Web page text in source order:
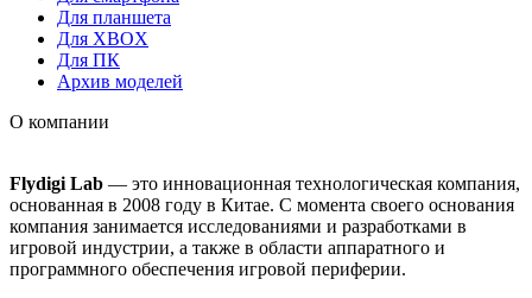
Для планшета
Для XBOX
Для ПК
Архив моделей
О компании
Flydigi Lab — это инновационная технологическая компания,
основанная в 2008 году в Китае. С момента своего основания
компания занимается исследованиями и разработками в
игровой индустрии, а также в области аппаратного и
программного обеспечения игровой периферии.